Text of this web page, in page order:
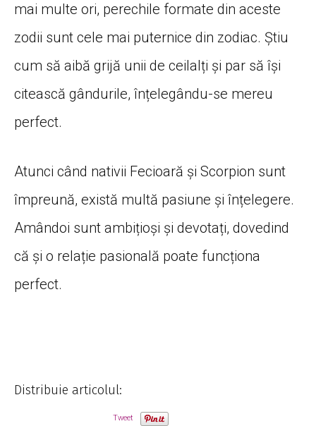
mai multe ori, perechile formate din aceste
zodii sunt cele mai puternice din zodiac. Știu
cum să aibă grijă unii de ceilalți și par să își
citească gândurile, înțelegându-se mereu
perfect.
Atunci când nativii Fecioară și Scorpion sunt
împreună, există multă pasiune și înțelegere.
Amândoi sunt ambițioși și devotați, dovedind
că și o relație pasională poate funcționa
perfect.
Distribuie articolul:
Tweet